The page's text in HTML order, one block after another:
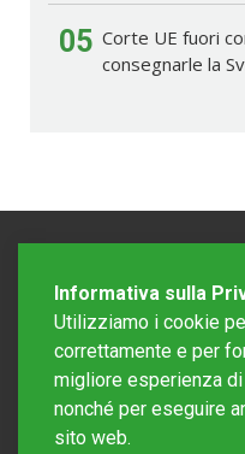
05 Corte UE fuori
consegnarle la
Informativa sulla
Utilizziamo i cookie
correttamente e per
migliore esperienza
nonché per eseguire
sito web.